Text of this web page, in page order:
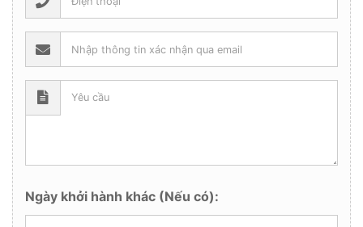
Ngày khởi hành khác (Nếu có):